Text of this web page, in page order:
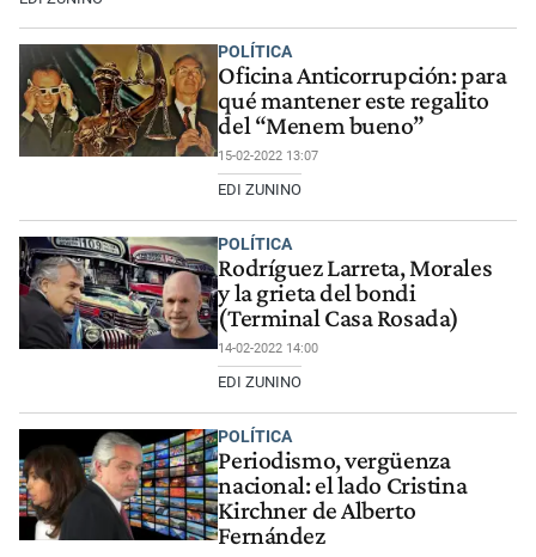
POLÍTICA
Oficina Anticorrupción: para
qué mantener este regalito
del “Menem bueno”
15-02-2022 13:07
EDI ZUNINO
POLÍTICA
Rodríguez Larreta, Morales
y la grieta del bondi
(Terminal Casa Rosada)
14-02-2022 14:00
EDI ZUNINO
POLÍTICA
Periodismo, vergüenza
nacional: el lado Cristina
Kirchner de Alberto
Fernández